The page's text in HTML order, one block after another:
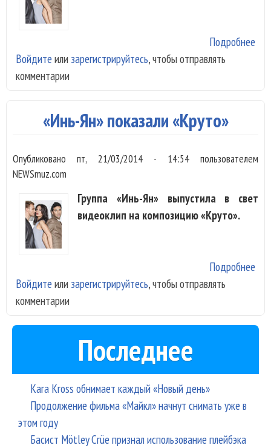
Подробнее
Войдите или зарегистрируйтесь, чтобы отправлять
комментарии
«Инь-Ян» показали «Круто»
Опубликованопт, 21/03/2014 - 14:54пользователем
NEWSmuz.com
Группа «Инь-Ян» выпустила в свет
видеоклип на композицию «Круто».
Подробнее
Войдите или зарегистрируйтесь, чтобы отправлять
комментарии
Последнее
Kara Kross обнимает каждый «Новый день»
Продолжение фильма «Майкл» начнут снимать уже в
этом году
Басист Mötley Crüe признал использование плейбэка